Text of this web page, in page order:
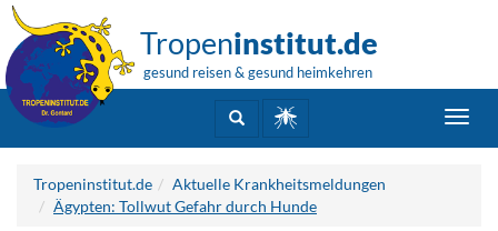
Tropeninstitut.de
gesund reisen & gesund heimkehren
Tropeninstitut.de
Aktuelle Krankheitsmeldungen
Ägypten: Tollwut Gefahr durch Hunde